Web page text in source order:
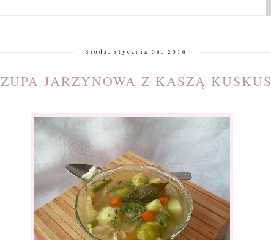
środa, stycznia 06, 2016
ZUPA JARZYNOWA Z KASZĄ KUSKUS